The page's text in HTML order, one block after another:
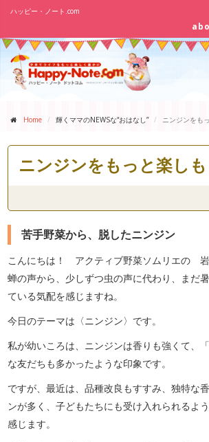
ハッピー・ノート.com
Home 輝くママのNEWSな“おはなし” ニンジンをも
ニンジンをもっと楽しも
苦手野菜から、脱したニンジン
こんにちは！ アクティブ野菜ソムリエの
蝉の声から、少しずつ虫の声に代わり、まだ
ている気配を感じますね。
今日のテーマは〈ニンジン〉です。
私が幼いころは、ニンジンは香りも強くて、
な友だちも多かったような印象です。
ですが、最近は、品種改良もすすみ、独特な
ンが多く、子どもたちにも受け入れられるよ
感じます。